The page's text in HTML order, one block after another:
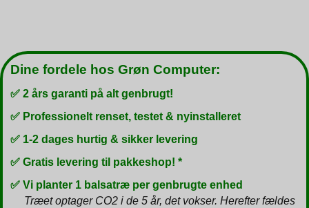
Dine fordele hos Grøn Computer:
✅ 2 års garanti på alt genbrugt!
✅ Professionelt renset, testet & nyinstalleret
✅ 1-2 dages hurtig & sikker levering
✅ Gratis levering til pakkeshop! *
✅ Vi planter 1 balsatræ per genbrugte enhed
Træet optager CO2 i de 5 år, det vokser. Herefter fældes